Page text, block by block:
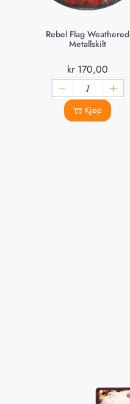
Rebel Flag Weathered
Metallskilt
kr170,00
Kjøp